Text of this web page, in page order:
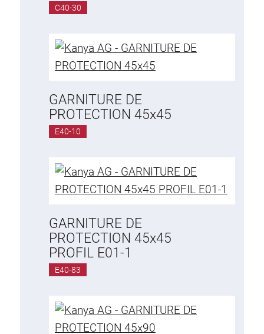
C40-30
GARNITURE DE
PROTECTION 45x45
E40-10
GARNITURE DE
PROTECTION 45x45
PROFIL E01-1
E40-83